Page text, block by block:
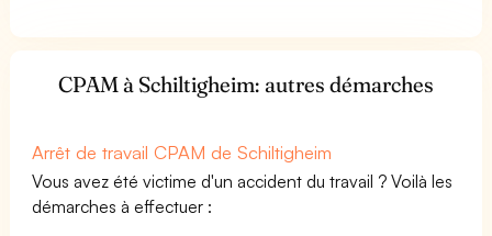
CPAM à Schiltigheim: autres démarches
Arrêt de travail CPAM de Schiltigheim
Vous avez été victime d'un accident du travail ? Voilà les
démarches à effectuer :